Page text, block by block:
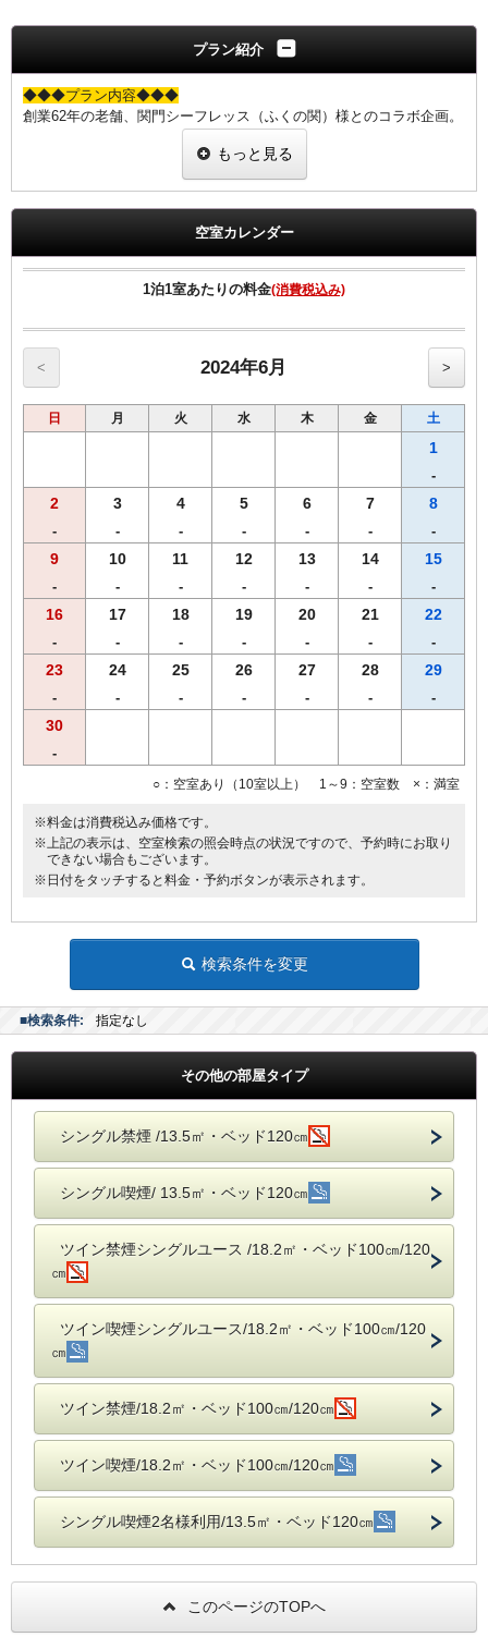
プラン紹介
◆◆◆プラン内容◆◆◆
創業62年の老舗、関門シーフレッス（ふくの関）様とのコラボ企画。
ご自宅で本場の味を堪能できる。大変お得なお土産付き宿泊プランで
下関南風泊漁港はふくの初セリで有名で、ふく水揚げ量、全国第一
その下関南風泊漁港より仕入れた新鮮な「ふく」を専用流通ルートよ
産としてご自宅にお届けいたします。
※ホテルチェックイン時にお申込み用紙を記入頂き最終申し込み完了
となります。
※商品のご到着は最終お申込日より1週間前後かかりますので予めご
了承下さいませ。
とらふく皮刺約50ｇ、ひれ酒用とらふぐ焼ひれ、ポン酢、もみじおろ
※写真はイメージになります。野菜は付属しておりません。
●Wi-Fi・有線ＬＡＮ完備
●加湿空気清浄機完備
●枕元にUSBコンセント設置
●バゲージラック設置
●薄型液晶テレビ
●ズボンプレッサー
■館内にランドリーコーナー設置
もっと見る
空室カレンダー
1泊1室あたりの料金(消費税込み)
< 2024年6月 >
日 月 火 水 木 金 土
1
-
2
-
3
-
4
-
5
-
6
-
7
-
8
-
9
-
10
-
11
-
12
-
13
-
14
-
15
-
16
-
17
-
18
-
19
-
20
-
21
-
22
-
23
-
24
-
25
-
26
-
27
-
28
-
29
-
30
-
○：空室あり（10室以上） 1～9：空室数 ×：満室
※料金は消費税込み価格です。
※上記の表示は、空室検索の照会時点の状況ですので、予約時にお取り
できない場合もございます。
※日付をタッチすると料金・予約ボタンが表示されます。
検索条件を変更
■検索条件: 指定なし
その他の部屋タイプ
シングル禁煙 /13.5㎡・ベッド120㎝
シングル喫煙/ 13.5㎡・ベッド120㎝
ツイン禁煙シングルユース /18.2㎡・ベッド100㎝/120
㎝
ツイン喫煙シングルユース/18.2㎡・ベッド100㎝/120
㎝
ツイン禁煙/18.2㎡・ベッド100㎝/120㎝
ツイン喫煙/18.2㎡・ベッド100㎝/120㎝
シングル喫煙2名様利用/13.5㎡・ベッド120㎝
このページのTOPへ